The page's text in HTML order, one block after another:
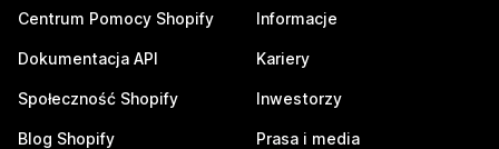
Centrum Pomocy Shopify
Dokumentacja API
Społeczność Shopify
Blog Shopify
Informacje
Kariery
Inwestorzy
Prasa i media